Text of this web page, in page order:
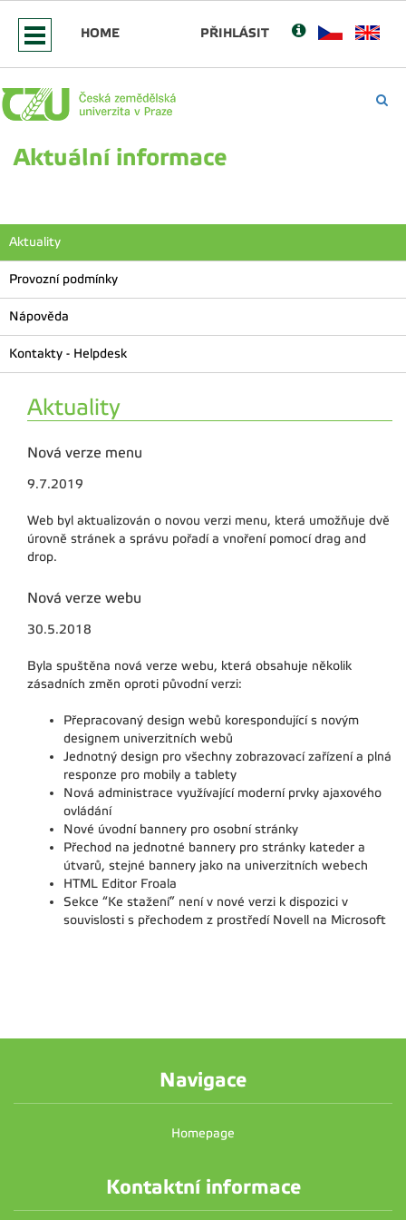
HOME PŘIHLÁSIT
Aktuální informace
Aktuality
Provozní podmínky
Nápověda
Kontakty - Helpdesk
Aktuality
Nová verze menu
9.7.2019
Web byl aktualizován o novou verzi menu, která umožňuje dvě
úrovně stránek a správu pořadí a vnoření pomocí drag and
drop.
Nová verze webu
30.5.2018
Byla spuštěna nová verze webu, která obsahuje několik
zásadních změn oproti původní verzi:
Přepracovaný design webů korespondující s novým
designem univerzitních webů
Jednotný design pro všechny zobrazovací zařízení a plná
responze pro mobily a tablety
Nová administrace využívající moderní prvky ajaxového
ovládání
Nové úvodní bannery pro osobní stránky
Přechod na jednotné bannery pro stránky kateder a
útvarů, stejné bannery jako na univerzitních webech
HTML Editor Froala
Sekce “Ke stažení” není v nové verzi k dispozici v
souvislosti s přechodem z prostředí Novell na Microsoft
Navigace
Homepage
Kontaktní informace